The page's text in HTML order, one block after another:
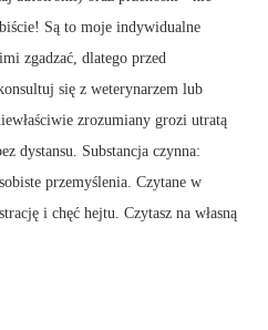
Są to moje indywidualne
zgadzać, dlatego przed
się z weterynarzem lub
zrozumiany grozi utratą
dystansu. Substancja czynna:
przemyślenia. Czytane w
i chęć hejtu. Czytasz na własną